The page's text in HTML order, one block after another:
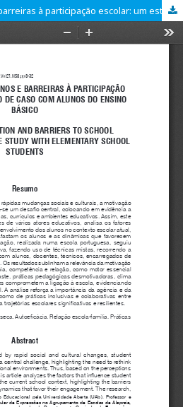
Motivação dos alunos e barreiras à participação escolar: um estudo de caso com alunos do ensino básico